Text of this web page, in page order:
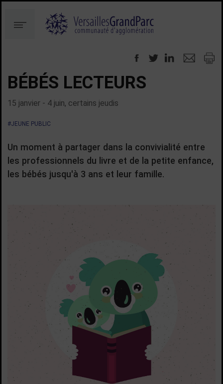
au
contenu
à
Menu
BÉBÉS LECTEURS
15 janvier - 4 juin, certains jeudis
#JEUNE PUBLIC
Un moment à partager dans la convivialité entre
les professionnels du livre et de la petite enfance,
les bébés jusqu'à 3 ans et leur famille.